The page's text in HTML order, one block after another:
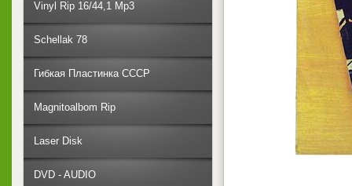
Vinyl Rip 16/44,1 Mp3
Schellak 78
Гибкая Пластинка СССР
Magnitoalbom Rip
Laser Disk
DVD - AUDIO